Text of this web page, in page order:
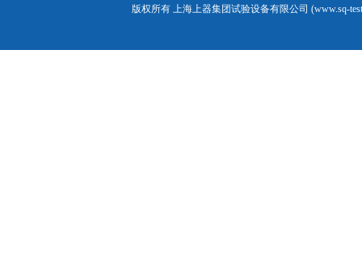
版权所有 上海上器集团试验设备有限公司 (www.sq-